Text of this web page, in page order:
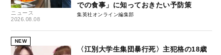
ニュース
2026.08.08
での食事」に知っておきたい予防策
集英社オンライン編集部
NEW
〈江別大学生集団暴行死〉主犯格の18歳